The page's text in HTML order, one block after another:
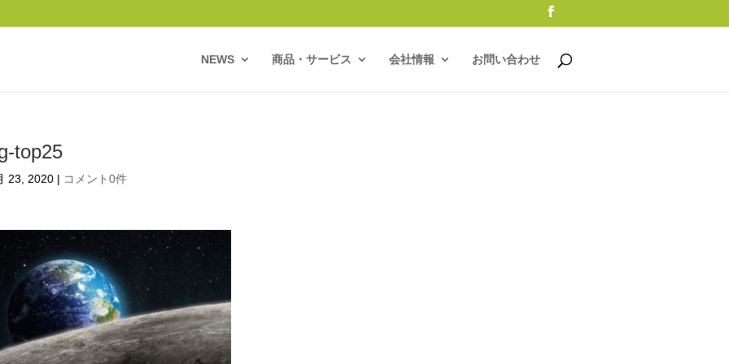
NEWS 商品・サービス 会社情報 お問い合わせ
top25
23, 2020 | コメント0件